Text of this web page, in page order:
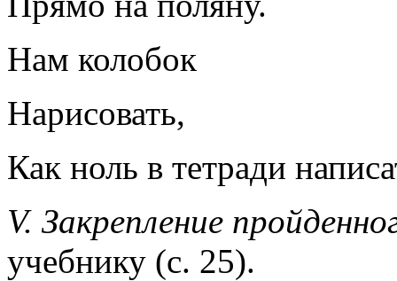
Нам колобок
Нарисовать,
Как ноль в тетради
V. Закрепление
учебнику (с. 25).